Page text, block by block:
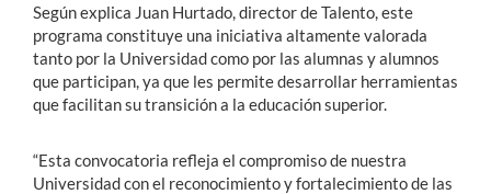
Según explica Juan Hurtado, director de Talento, este
programa constituye una iniciativa altamente valorada
tanto por la Universidad como por las alumnas y alumnos
que participan, ya que les permite desarrollar herramientas
que facilitan su transición a la educación superior.
“Esta convocatoria refleja el compromiso de nuestra
Universidad con el reconocimiento y fortalecimiento de las